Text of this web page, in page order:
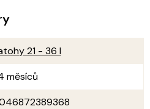
21 - 36 l
měsíců